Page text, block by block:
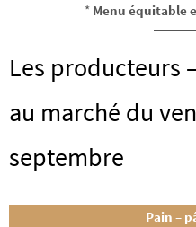
* Menu équitable
Les producteurs
au marché du
septembre
Pain –